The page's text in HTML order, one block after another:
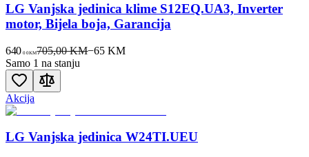
LG Vanjska jedinica klime S12EQ.UA3, Inverter
motor, Bijela boja, Garancija
640 00KM705,00 KM−65 KM
Samo 1 na stanju
Akcija
LG Vanjska jedinica W24TI.UEU